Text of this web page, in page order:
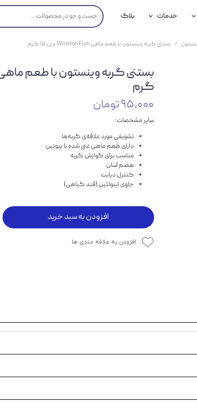
خدمات
خدمات آنلاین دامپزشکی
بلاگ
بستنی گربه وینستون با طعم ماهی Winston Fish وزن ۱۵ گرم
گرم
۹۵,۰۰۰ تومان
سایر مشخصات:
تشویقی مورد علاقه‌ی گربه‌ها
دارای طعم ماهی غنی شده با بیوتین
مناسب برای گوارش گربه
هضم آسان
کنترل دیابت
حاوی اینولئین (قند گیاهی)
افزودن به سبد خرید
افزودن به علاقه مندی ها